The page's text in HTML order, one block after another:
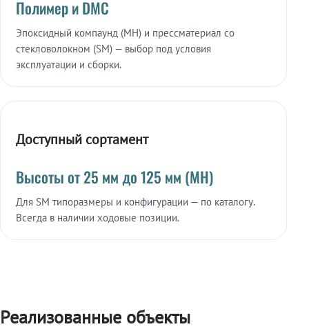
Полимер и DMC
Эпоксидный компаунд (МН) и прессматериал со
стекловолокном (SM) — выбор под условия
эксплуатации и сборки.
Доступный сортамент
Высоты от 25 мм до 125 мм (МН)
Для SM типоразмеры и конфигурации — по каталогу.
Всегда в наличии ходовые позиции.
Реализованные объекты